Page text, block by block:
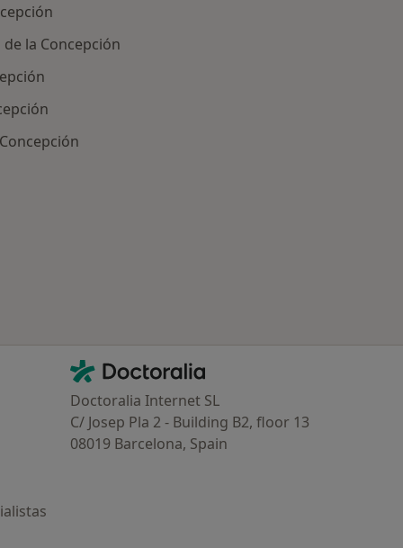
la Concepción
Contacto
Doctoralia - Página de inicio
Doctoralia Internet SL
C/ Josep Pla 2 - Building B2, floor 13
08019 Barcelona, Spain